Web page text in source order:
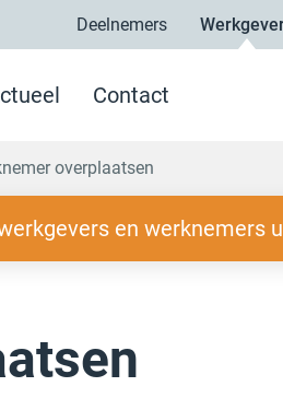
Deelnemers
Contact
overplaatsen
en werknemers